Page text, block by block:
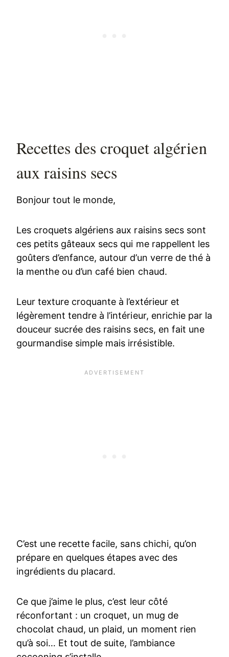
Recettes des croquet algérien
aux raisins secs
Bonjour tout le monde,
Les croquets algériens aux raisins secs sont
ces petits gâteaux secs qui me rappellent les
goûters d’enfance, autour d’un verre de thé à
la menthe ou d’un café bien chaud.
Leur texture croquante à l’extérieur et
légèrement tendre à l’intérieur, enrichie par la
douceur sucrée des raisins secs, en fait une
gourmandise simple mais irrésistible.
C’est une recette facile, sans chichi, qu’on
prépare en quelques étapes avec des
ingrédients du placard.
Ce que j’aime le plus, c’est leur côté
réconfortant : un croquet, un mug de
chocolat chaud, un plaid, un moment rien
qu’à soi… Et tout de suite, l’ambiance